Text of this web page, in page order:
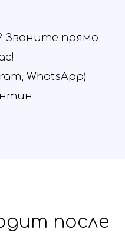
Звоните прямо
WhatsApp)
после